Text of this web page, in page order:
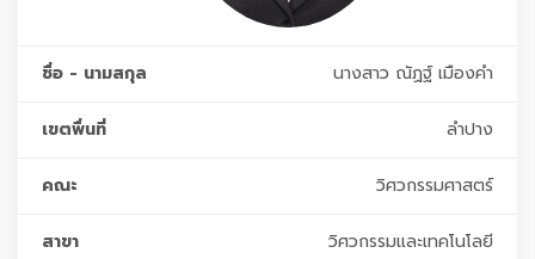
ชื่อ - นามสกุล นางสาว ณัฏฐ์ เมืองคำ
เขตพื่นที่ ลำปาง
คณะ วิศวกรรมศาสตร์
สาขา วิศวกรรมและเทคโนโลยี